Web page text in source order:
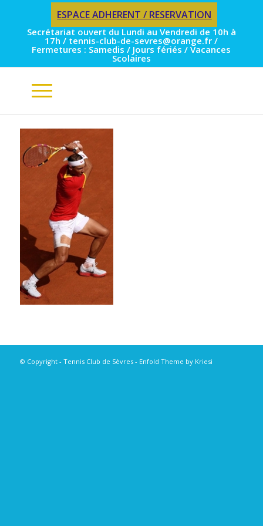
ESPACE ADHERENT / RESERVATION
Secrétariat ouvert du Lundi au Vendredi de 10h à
17h / tennis-club-de-sevres@orange.fr /
Fermetures : Samedis / Jours fériés / Vacances
Scolaires
© Copyright - Tennis Club de Sèvres - Enfold Theme by Kriesi